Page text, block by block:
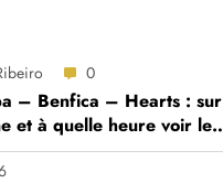
0
– Benfica – Hearts : sur
et à quelle heure voir le